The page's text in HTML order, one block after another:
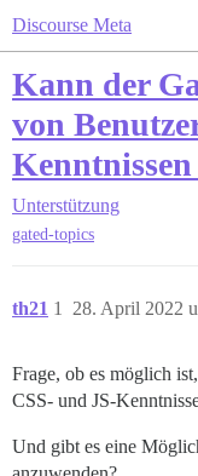
Discourse Meta
Kann der
von
Unterstützung
gated-topics
th21 28. April 2022
1
Frage, ob es möglich
CSS- und JS-
Und gibt es eine